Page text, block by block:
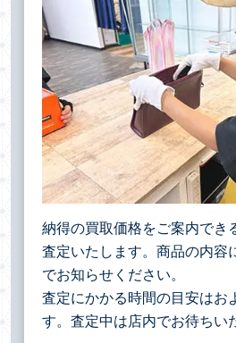
納得の買取価格をご案内でき
査定いたします。商品の内容
でお知らせください。
査定にかかる時間の目安はお
す。査定中は店内でお待ちい